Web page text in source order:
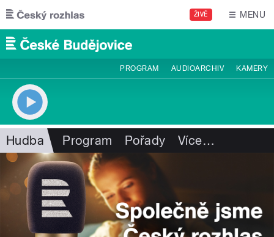
Přejít k hlavnímu obsahu
ŽIVĚ MENU
PROGRAM AUDIOARCHIV KAMERY
Hudba Program Pořady Více…